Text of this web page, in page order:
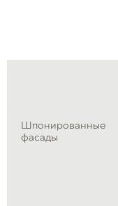
Шпонированные
фасады